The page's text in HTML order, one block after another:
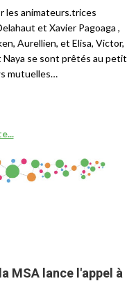
les animateurs.trices
et Xavier Pagoaga ,
Aurellien, et Elisa, Victor,
Naya se sont prêtés au petit
mutuelles…
MSA lance l'appel à